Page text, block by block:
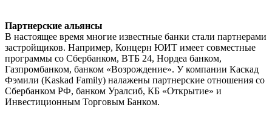
Партнерские альянсы
В настоящее время многие известные банки стали партнерами
застройщиков. Например, Концерн ЮИТ имеет совместные
программы со Сбербанком, ВТБ 24, Нордеа банком,
Газпромбанком, банком «Возрождение». У компании Каскад
Фэмили (Kaskad Family) налажены партнерские отношения со
Сбербанком РФ, банком Уралсиб, КБ «Открытие» и
Инвестиционным Торговым Банком.